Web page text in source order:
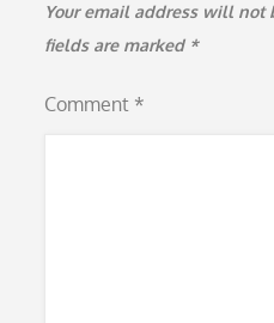
Your email address will not
fields are marked *
Comment *